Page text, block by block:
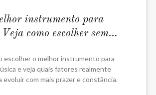
instrumento para
Veja como escolher sem
escolher o melhor instrumento para
e veja quais fatores realmente
evoluir com mais prazer e constância.